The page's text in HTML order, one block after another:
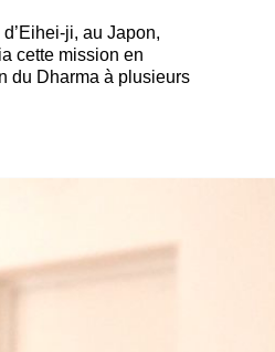
ji, au Japon,
cette mission en
du Dharma à plusieurs